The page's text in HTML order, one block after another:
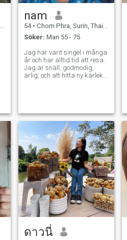
nam
54 • Chom Phra, Surin, Thailand
Söker: Man 55 - 75
Jag har varit singel i många
år och har alltid tid att resa.
Jag är snäll, godmodig,
ärlig, och att hitta ny kärlek i
ดาวนี่